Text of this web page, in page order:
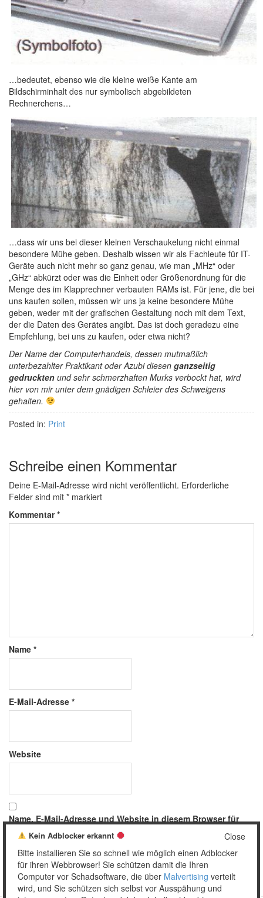
…bedeutet, ebenso wie die kleine weiße Kante am
Bildschirminhalt des nur symbolisch abgebildeten
Rechnerchens…
…dass wir uns bei dieser kleinen Verschaukelung nicht einmal
besondere Mühe geben. Deshalb wissen wir als Fachleute für IT-
Geräte auch nicht mehr so ganz genau, wie man „MHz“ oder
„GHz“ abkürzt oder was die Einheit oder Größenordnung für die
Menge des im Klapprechner verbauten RAMs ist. Für jene, die bei
uns kaufen sollen, müssen wir uns ja keine besondere Mühe
geben, weder mit der grafischen Gestaltung noch mit dem Text,
der die Daten des Gerätes angibt. Das ist doch geradezu eine
Empfehlung, bei uns zu kaufen, oder etwa nicht?
Der Name der Computerhandels, dessen mutmaßlich
unterbezahlter Praktikant oder Azubi diesen ganzseitig
gedruckten und sehr schmerzhaften Murks verbockt hat, wird
hier von mir unter dem gnädigen Schleier des Schweigens
gehalten.
Posted in: Print
Schreibe einen Kommentar
Deine E-Mail-Adresse wird nicht veröffentlicht. Erforderliche
Felder sind mit * markiert
Kommentar*
Name *
E-Mail-Adresse *
Website
Name, E-Mail-Adresse und Website in diesem Browser für
meinen nächsten Kommentar speichern.
Close
Kein Adblocker erkannt
Bitte installieren Sie so schnell wie möglich einen Adblocker
für ihren Webbrowser! Sie schützen damit die Ihren
Computer vor Schadsoftware, die über Malvertising verteilt
wird, und Sie schützen sich selbst vor Ausspähung und